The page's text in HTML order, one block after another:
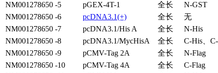
NM001278650 -5
pGEX-4T-1 全长
N-GST
NM001278650 -6
pcDNA3.1(+) 全长
无
NM001278650 -7
pcDNA3.1/His A 全长
N-His
NM001278650 -8
pcDNA3.1/MycHisA 全长
C-His、
NM001278650 -9
pCMV-Tag 2A 全长
N-Flag
NM001278650 -10
pCMV-Tag 4A 全长
C-Flag